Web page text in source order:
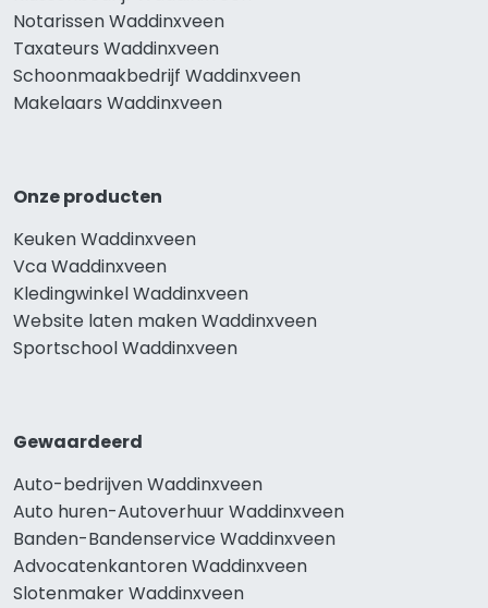
Notarissen Waddinxveen
Taxateurs Waddinxveen
Schoonmaakbedrijf Waddinxveen
Makelaars Waddinxveen
Onze producten
Keuken Waddinxveen
Vca Waddinxveen
Kledingwinkel Waddinxveen
Website laten maken Waddinxveen
Sportschool Waddinxveen
Gewaardeerd
Auto-bedrijven Waddinxveen
Auto huren-Autoverhuur Waddinxveen
Banden-Bandenservice Waddinxveen
Advocatenkantoren Waddinxveen
Slotenmaker Waddinxveen